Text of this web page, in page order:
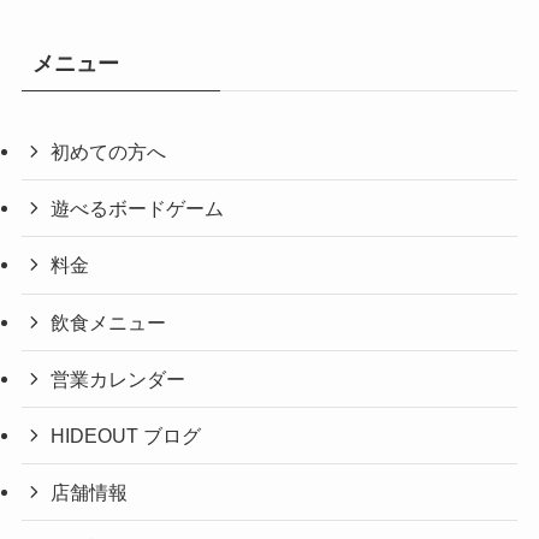
メニュー
初めての方へ
遊べるボードゲーム
料金
飲食メニュー
営業カレンダー
HIDEOUT ブログ
店舗情報